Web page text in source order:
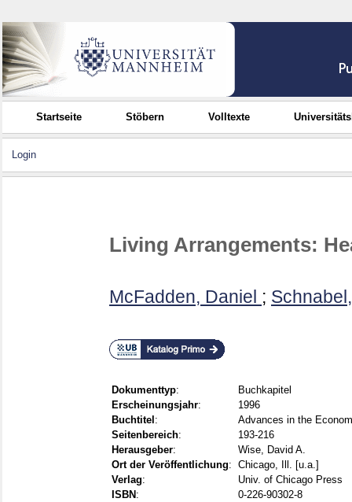
Startseite Stöbern Volltexte
Login
Living Arrangements:
McFadden, Daniel ;
Dokumenttyp:
Buchkapitel
Erscheinungsjahr:
1996
Buchtitel :
Advances in the
Seitenbereich:
193-216
Herausgeber:
Wise, David A.
Ort der Veröffentlichung: Chicago, Ill. [u.a.]
Verlag:
Univ. of Chicago Press
ISBN :
0-226-90302-8